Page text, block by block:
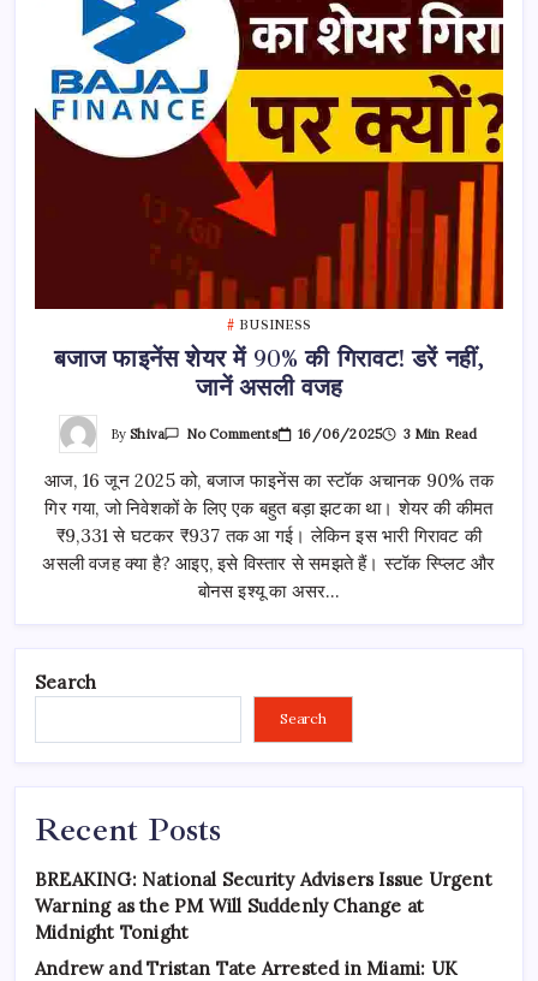
BUSINESS
बजाज फाइनेंस शेयर में 90% की गिरावट! डरें नहीं,
जानें असली वजह
ByShiva No CommentsOn
शेयर
में
90%
की
गिरावट!
डरें
नहीं,
जानें
16/06/2025 3 Min Read
आज, 16 जून 2025 को, बजाज फाइनेंस का स्टॉक अचानक 90% तक
गिर गया, जो निवेशकों के लिए एक बहुत बड़ा झटका था। शेयर की कीमत
₹9,331 से घटकर ₹937 तक आ गई। लेकिन इस भारी गिरावट की
असली वजह क्या है? आइए, इसे विस्तार से समझते हैं। स्टॉक स्प्लिट और
बोनस इश्यू का असर…
Search
Search
Recent Posts
BREAKING: National Security Advisers Issue Urgent
Warning as the PM Will Suddenly Change at
Midnight Tonight
Andrew and Tristan Tate Arrested in Miami: UK